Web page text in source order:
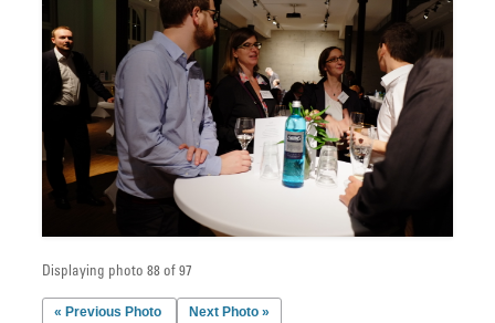
Displaying photo 88 of 97
« Previous Photo Next Photo »